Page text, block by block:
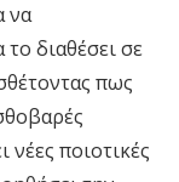
να
διαθέσει σε
πως
ποιοτικές